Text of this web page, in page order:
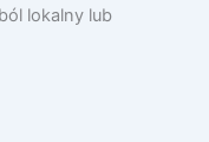
lokalny lub